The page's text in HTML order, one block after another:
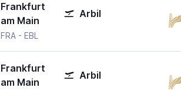
Frankfurt
am Main
Arbil
FRA Frankfurt am Main
- EBL
Frankfurt
am Main
Arbil